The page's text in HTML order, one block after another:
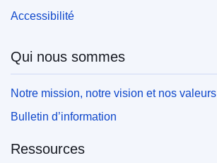
Accessibilité
Qui nous sommes
Notre mission, notre vision et nos valeurs
Bulletin d’information
Ressources